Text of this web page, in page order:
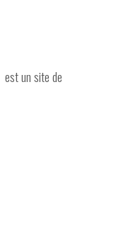
est un site de